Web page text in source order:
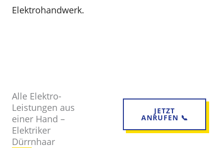
Elektrohandwerk.
Alle Elektro-
Leistungen aus
einer Hand –
Elektriker
Dürrnhaar
JETZT
ANRUFEN 📞